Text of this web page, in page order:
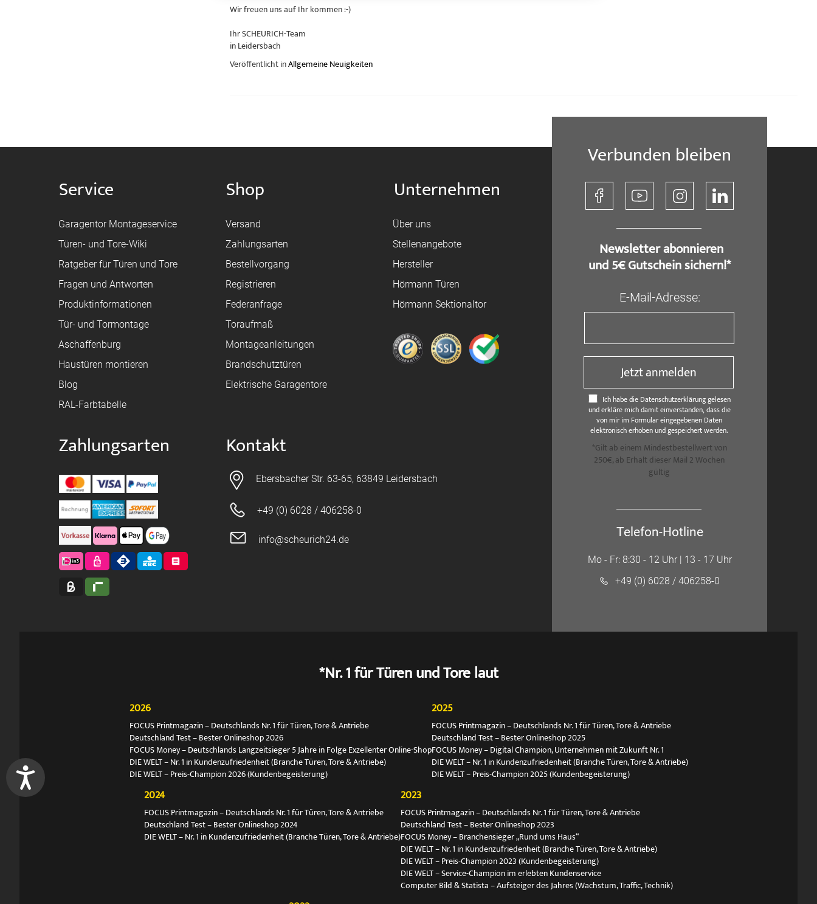
Wir freuen uns auf Ihr kommen :-)
Ihr SCHEURICH-Team
in Leidersbach
Veröffentlicht inAllgemeine Neuigkeiten
Service
Garagentor Montageservice
Türen- und Tore-Wiki
Ratgeber für Türen und Tore
Fragen und Antworten
Produktinformationen
Tür- und Tormontage
Aschaffenburg
Haustüren montieren
Blog
RAL-Farbtabelle
Shop
Versand
Zahlungsarten
Bestellvorgang
Registrieren
Federanfrage
Toraufmaß
Montageanleitungen
Brandschutztüren
Elektrische Garagentore
Unternehmen
Über uns
Stellenangebote
Hersteller
Hörmann Türen
Hörmann Sektionaltor
Zahlungsarten Kontakt
Ebersbacher Str. 63-65, 63849 Leidersbach
+49 (0) 6028 / 406258-0
info@scheurich24.de
Verbunden bleiben
​ Newsletter abonnieren
und 5€ Gutschein sichern!*
E-Mail-Adresse:
Jetzt anmelden
Ich habe die Datenschutzerklärung gelesen
und erkläre mich damit einverstanden, dass die
von mir im Formular eingegebenen Daten
elektronisch erhoben und gespeichert werden.
*Gilt ab einem Mindestbestellwert von
250€, ab Erhalt dieser Mail 2 Wochen
gültig
Telefon-Hotline
Mo - Fr: 8:30 - 12 Uhr | 13 - 17 Uhr
+49 (0) 6028 / 406258-0
*Nr. 1 für Türen und Tore laut
2026
FOCUS Printmagazin – Deutschlands Nr. 1 für Türen, Tore & Antriebe
Deutschland Test – Bester Onlineshop 2026
FOCUS Money – Deutschlands Langzeitsieger 5 Jahre in Folge Exzellenter Online-Shop
DIE WELT – Nr. 1 in Kundenzufriedenheit (Branche Türen, Tore & Antriebe)
DIE WELT – Preis-Champion 2026 (Kundenbegeisterung)
2025
FOCUS Printmagazin – Deutschlands Nr. 1 für Türen, Tore & Antriebe
Deutschland Test – Bester Onlineshop 2025
FOCUS Money – Digital Champion, Unternehmen mit Zukunft Nr. 1
DIE WELT – Nr. 1 in Kundenzufriedenheit (Branche Türen, Tore & Antriebe)
DIE WELT – Preis-Champion 2025 (Kundenbegeisterung)
2024
FOCUS Printmagazin – Deutschlands Nr. 1 für Türen, Tore & Antriebe
Deutschland Test – Bester Onlineshop 2024
DIE WELT – Nr. 1 in Kundenzufriedenheit (Branche Türen, Tore & Antriebe)
2023
FOCUS Printmagazin – Deutschlands Nr. 1 für Türen, Tore & Antriebe
Deutschland Test – Bester Onlineshop 2023
FOCUS Money – Branchensieger „Rund ums Haus“
DIE WELT – Nr. 1 in Kundenzufriedenheit (Branche Türen, Tore & Antriebe)
DIE WELT – Preis-Champion 2023 (Kundenbegeisterung)
DIE WELT – Service-Champion im erlebten Kundenservice
Computer Bild & Statista – Aufsteiger des Jahres (Wachstum, Traffic, Technik)